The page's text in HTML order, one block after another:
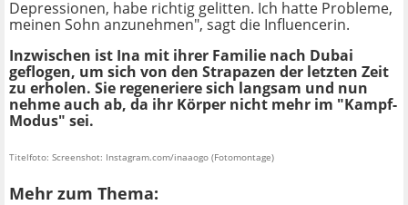
Depressionen, habe richtig gelitten. Ich hatte Probleme,
meinen Sohn anzunehmen", sagt die Influencerin.
Inzwischen ist Ina mit ihrer Familie nach Dubai
geflogen, um sich von den Strapazen der letzten Zeit
zu erholen. Sie regeneriere sich langsam und nun
nehme auch ab, da ihr Körper nicht mehr im "Kampf-
Modus" sei.
Titelfoto: Screenshot: Instagram.com/inaaogo (Fotomontage)
Mehr zum Thema: